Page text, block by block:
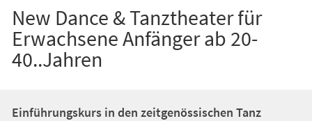
New Dance & Tanztheater für
Erwachsene Anfänger ab 20-
40..Jahren
Einführungskurs in den zeitgenössischen Tanz